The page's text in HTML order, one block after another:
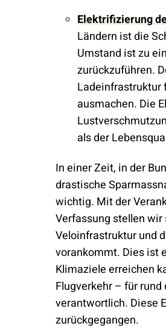
Elektrifizierung
Ländern ist die
Umstand ist zu
zurückzuführen.
Ladeinfrastruktur
ausmachen. Die
als der
In einer Zeit, in der
drastische
wichtig. Mit der
Verfassung stellen
Veloinfrastruktur und
vorankommt. Dies ist
Klimaziele erreichen
Flugverkehr – für
verantwortlich. Diese
zurückgegangen.